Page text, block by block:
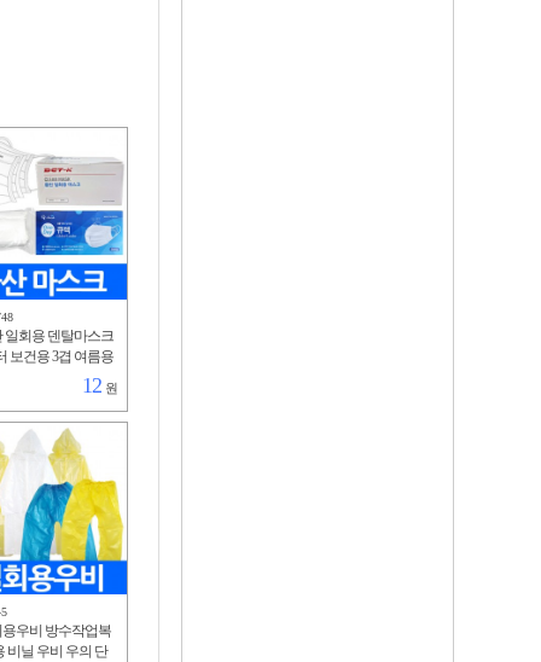
일회용 덴탈마스크
보건용 3겹 여름용
한 방수 차단 kc인
포 사은품 병원12 원
용우비 방수작업복
비닐 우비 우의 단